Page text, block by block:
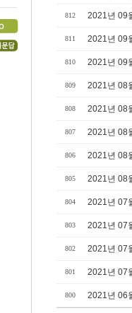
812 2021년 09
811 2021년 09
810 2021년 09
809 2021년 08
808 2021년 08
807 2021년 08
806 2021년 08
805 2021년 08
804 2021년 07
803 2021년 07
802 2021년 07
801 2021년 07
800 2021년 06